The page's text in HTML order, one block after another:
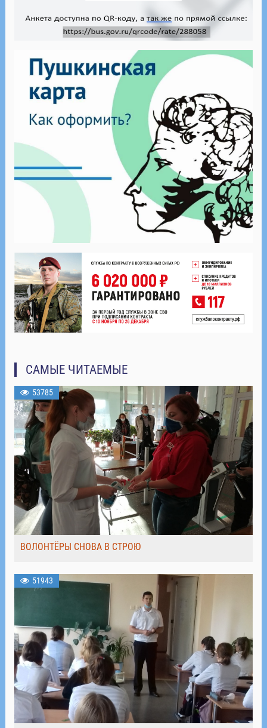
САМЫЕ ЧИТАЕМЫЕ
53785
ВОЛОНТЁРЫ СНОВА В СТРОЮ
51943